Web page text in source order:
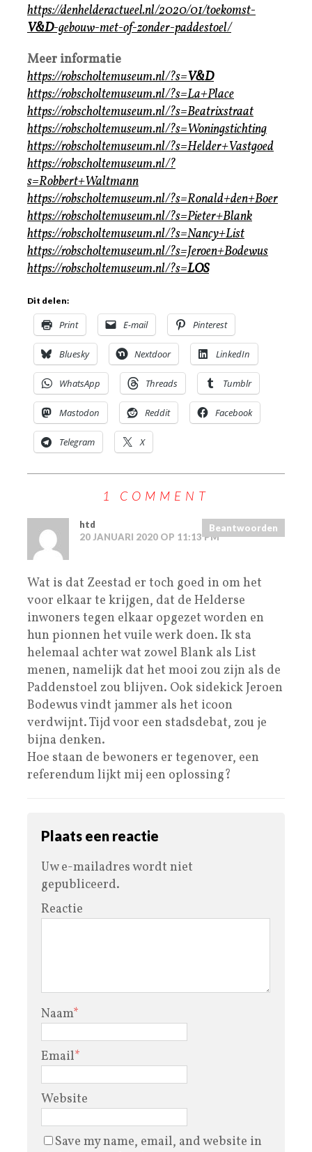
https://denhelderactueel.nl/2020/01/toekomst-
V&D-gebouw-met-of-zonder-paddestoel/
Meer informatie
https://robscholtemuseum.nl/?s=V&D
https://robscholtemuseum.nl/?s=La+Place
https://robscholtemuseum.nl/?s=Beatrixstraat
https://robscholtemuseum.nl/?s=Woningstichting
https://robscholtemuseum.nl/?s=Helder+Vastgoed
https://robscholtemuseum.nl/?
s=Robbert+Waltmann
https://robscholtemuseum.nl/?s=Ronald+den+Boer
https://robscholtemuseum.nl/?s=Pieter+Blank
https://robscholtemuseum.nl/?s=Nancy+List
https://robscholtemuseum.nl/?s=Jeroen+Bodewus
https://robscholtemuseum.nl/?s=LOS
Dit delen:
Print E-mail Pinterest
Bluesky Nextdoor LinkedIn
WhatsApp Threads Tumblr
Mastodon Reddit Facebook
Telegram X
1 COMMENT
htd
20 JANUARI 2020 OP 11:13 PM
Beantwoorden
Wat is dat Zeestad er toch goed in om het
voor elkaar te krijgen, dat de Helderse
inwoners tegen elkaar opgezet worden en
hun pionnen het vuile werk doen. Ik sta
helemaal achter wat zowel Blank als List
menen, namelijk dat het mooi zou zijn als de
Paddenstoel zou blijven. Ook sidekick Jeroen
Bodewus vindt jammer als het icoon
verdwijnt. Tijd voor een stadsdebat, zou je
bijna denken.
Hoe staan de bewoners er tegenover, een
referendum lijkt mij een oplossing?
Plaats een reactie
Uw e-mailadres wordt niet
gepubliceerd.
Reactie
Naam*
Email*
Website
Save my name, email, and website in